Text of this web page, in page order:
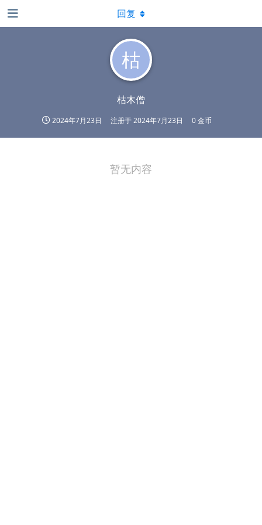
枯
枯木僧
2024年7月23日 注册于2024年7月23日 0 金币
回复
暂无内容